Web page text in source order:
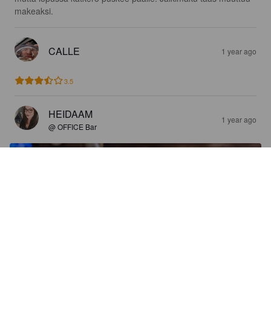
makeaksi.
CALLE 1 year ago
3.5
HEIDAAM
@ OFFICE Bar
1 year ago